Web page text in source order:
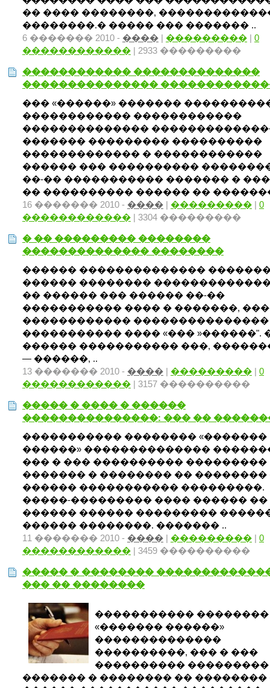
�� ���� ��������,
��������.� ����� ��� ������� ..
6 ������� 2010 - ���� | ��������� | 0
������������ | 2933 ���������
������������ ��������������
���������������
��� «������» �������
������������ ������������
��������������
������� ��������� ����������
������������� � ������������
������ ��� ����������
��-�� ����������� ������� �
�� ���������� ������ ��
16 ������� 2010 - ���� | ��������� | 0
������������ | 3304 ���������
� �� ��������� ��������
�������������� ��������
������ ��������������
������ ��������
�� ������ ��� ������ ��-��
����������� ���� � �������,
������������ ���������������
����������� ���� «��� »������".
������ ����������� ���,
— ������, ..
13 ������� 2010 - ���� | ��������� | 0
������������ | 3157 ����������
����� � ���� � ������
���������������: ��� ��
����������� �������� «�������
������» ��������������
��� � ��� ���������� ���������
������� � �������� �� ��������
������ ����������� ���������.
�����-��������� ���� ������ ��
������ ������ ���������
������ ��������. ������� ..
11 ������� 2010 - ���� | ��������� | 0
������������ | 3459 ����������
����� � ��������
��� �� ��������
����������� ��������
«������� ������»
��������������
����������, ��� � ���
���������� ���������
������� � �������� �� ��������